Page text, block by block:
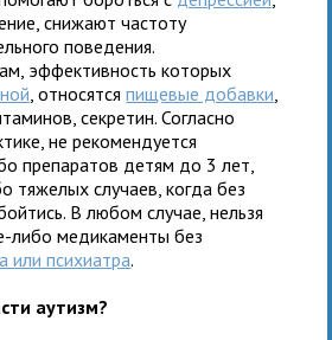
снижают частоту
поведения.
эффективность которых
, относятсяпищевые добавки
секретин. Согласно
не рекомендуется
препаратов детям до 3 лет,
тяжелых случаев, когда без
В любом случае, нельзя
либо медикаменты без
или психиатра.
аутизм?